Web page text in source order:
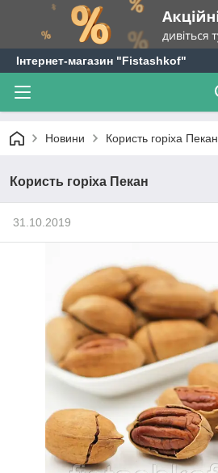
Інтернет-магазин "Fistashkof"
Новини Користь горіха Пекан
Користь горіха Пекан
31.10.2019